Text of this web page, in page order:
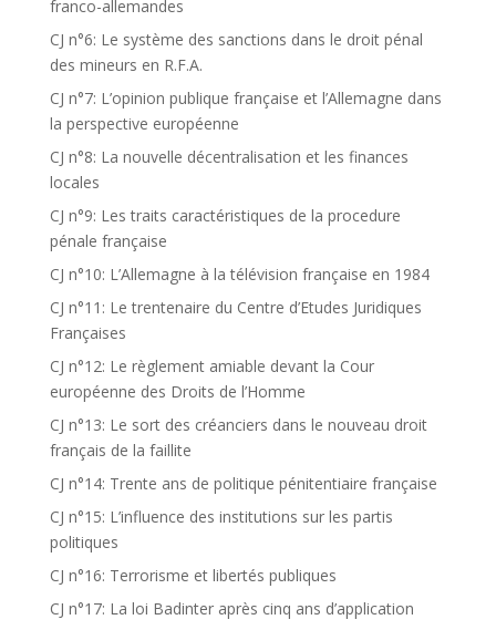
franco-allemandes
CJ n°6: Le système des sanctions dans le droit pénal
des mineurs en R.F.A.
CJ n°7: L’opinion publique française et l’Allemagne dans
la perspective européenne
CJ n°8: La nouvelle décentralisation et les finances
locales
CJ n°9: Les traits caractéristiques de la procedure
pénale française
CJ n°10: L’Allemagne à la télévision française en 1984
CJ n°11: Le trentenaire du Centre d’Etudes Juridiques
Françaises
CJ n°12: Le règlement amiable devant la Cour
européenne des Droits de l’Homme
CJ n°13: Le sort des créanciers dans le nouveau droit
français de la faillite
CJ n°14: Trente ans de politique pénitentiaire française
CJ n°15: L’influence des institutions sur les partis
politiques
CJ n°16: Terrorisme et libertés publiques
CJ n°17: La loi Badinter après cinq ans d’application